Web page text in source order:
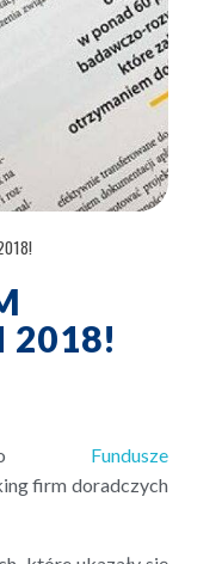
2018!
Fundusze
firm doradczych